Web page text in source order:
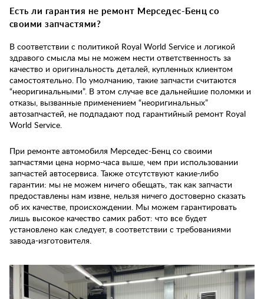
Есть ли гарантия не ремонт Мерседес-Бенц со
своими запчастями?
В соответствии с политикой Royal World Service и логикой
здравого смысла мы не можем нести ответственность за
качество и оригинальность деталей, купленных клиентом
самостоятельно. По умолчанию, такие запчасти считаются
“неоригинальными”. В этом случае все дальнейшие поломки и
отказы, вызванные применением “неоригинальных”
автозапчастей, не подпадают под гарантийный ремонт Royal
World Service.
При ремонте автомобиля Мерседес-Бенц со своими
запчастями цена нормо-часа выше, чем при использовании
запчастей автосервиса. Также отсутствуют какие-либо
гарантии: мы не можем ничего обещать, так как запчасти
предоставлены нам извне, нельзя ничего достоверно сказать
об их качестве, происхождении. Мы можем гарантировать
лишь высокое качество самих работ: что все будет
установлено как следует, в соответствии с требованиями
завода-изготовителя.